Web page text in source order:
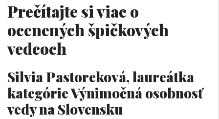
Prečítajte si viac o
ocenených špičkových
vedcoch
Silvia Pastoreková, laureátka
kategórie Výnimočná osobnosť
vedy na Slovensku